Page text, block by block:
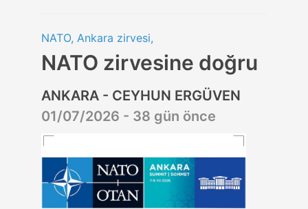
NATO, Ankara zirvesi,
NATO zirvesine doğru
ANKARA - CEYHUN ERGÜVEN
01/07/2026 - 38 gün önce